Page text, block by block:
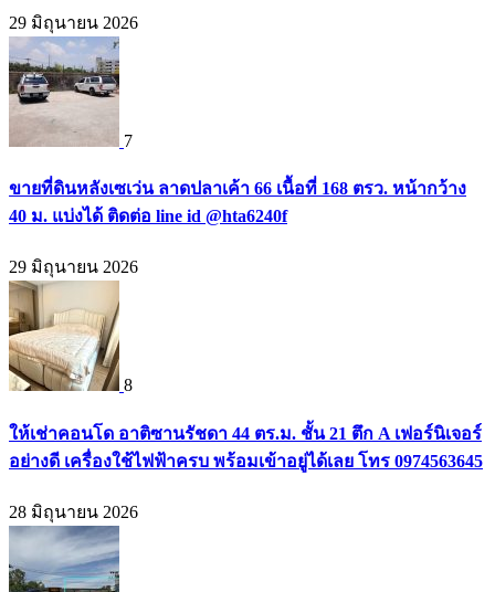
29 มิถุนายน 2026
7
ขายที่ดินหลังเซเว่น ลาดปลาเค้า 66 เนื้อที่ 168 ตรว. หน้ากว้าง
40 ม. แบ่งได้ ติดต่อ line id @hta6240f
29 มิถุนายน 2026
8
ให้เช่าคอนโด อาติซานรัชดา 44 ตร.ม. ชั้น 21 ตึก A เฟอร์นิเจอร์
อย่างดี เครื่องใช้ไฟฟ้าครบ พร้อมเข้าอยู่ได้เลย โทร 0974563645
28 มิถุนายน 2026